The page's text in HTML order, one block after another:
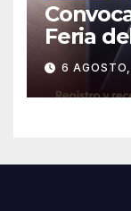
Feria
6